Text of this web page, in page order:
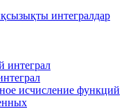
интегралдар
интеграл
исчисление функций